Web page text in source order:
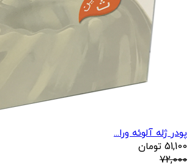
پودر ژله آلوئه ورا...
51,100 تومان
72,000